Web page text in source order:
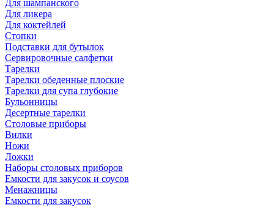
Для шампанского
Для ликера
Для коктейлей
Стопки
Подставки для бутылок
Сервировочные салфетки
Тарелки
Тарелки обеденные плоские
Тарелки для супа глубокие
Бульонницы
Десертные тарелки
Столовые приборы
Вилки
Ножи
Ложки
Наборы столовых приборов
Емкости для закусок и соусов
Менажницы
Емкости для закусок